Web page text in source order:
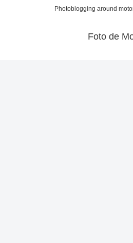
Photoblogging around
Foto de